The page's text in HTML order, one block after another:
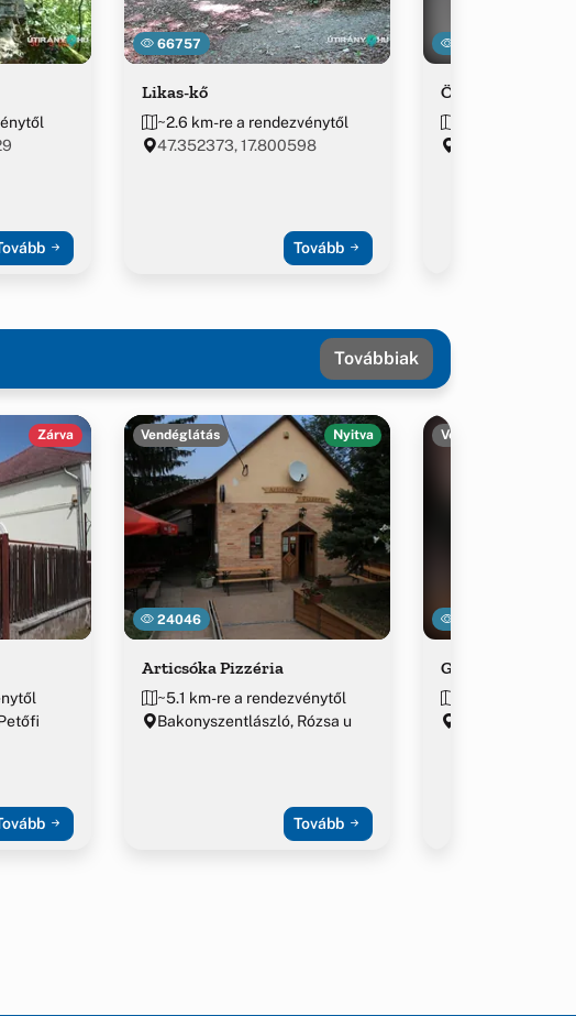
66757
Likas-kő
~2.6 km-re a rendezvénytől
47.352373, 17.800598
Tovább
Öreg Tölgy
Továbbiak
Zárva
24046
Vendéglátás Nyitva
Articsóka Pizzéria
~5.1 km-re a rendezvénytől
Bakonyszentlászló, Rózsa u
Tovább
Vendéglátás
Gergő Büfé